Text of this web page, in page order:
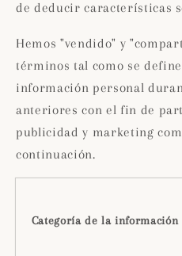
de deducir características
Hemos "vendido" y
términos tal como se
información personal
anteriores con el fin de
publicidad y marketing
continuación.
Categoría de la información